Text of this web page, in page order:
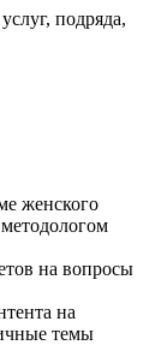
подряда,
женского
на вопросы
на
темы